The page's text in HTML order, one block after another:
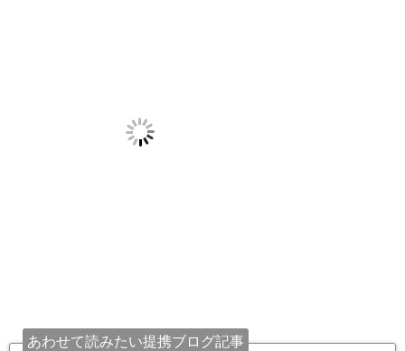
あわせて読みたい提携ブログ記事